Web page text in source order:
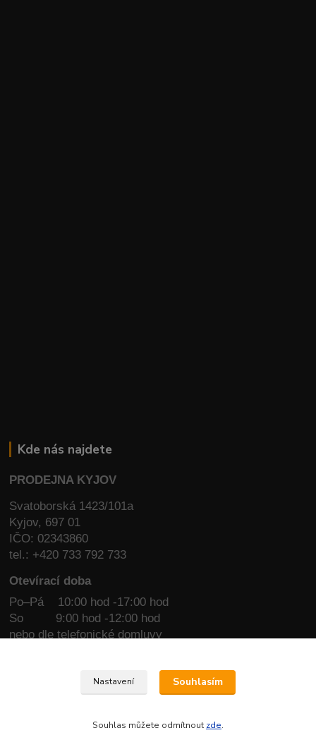
Kde nás najdete
PRODEJNA KYJOV
Svatoborská 1423/101a
Kyjov, 697 01
IČO: 02343860
tel.: +420 733 792 733
Otevírací doba
Po–Pá 10:00 hod -17:00 hod
So
9:00 hod -12:00 hod
nebo dle telefonické domluvy
tel.: +420 733 792 733
top.cyklo@seznam.cz
Nastavení Souhlasím
Souhlas můžete odmítnout zde.